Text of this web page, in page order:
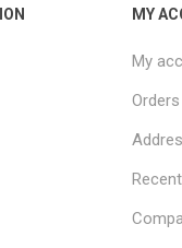
MY
My
Orders